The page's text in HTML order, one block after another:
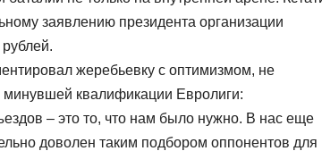
заявлению президента организации
жеребьевку с оптимизмом, не
минувшей квалификации Евролиги:
– это то, что нам было нужно. В нас еще
доволен таким подбором оппонентов для